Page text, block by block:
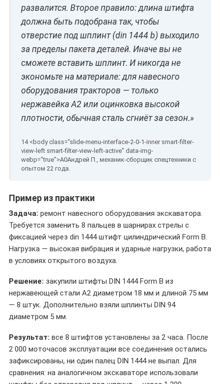
развалится. Второе правило: длина штифта
должна быть подобрана так, чтобы
отверстие под шплинт (din 1444 b) выходило
за пределы пакета деталей. Иначе вы не
сможете вставить шплинт. И никогда не
экономьте на материале: для навесного
оборудования тракторов — только
нержавейка A2 или оцинковка высокой
плотности, обычная сталь сгниёт за сезон.»
Андрей П., механик-сборщик спецтехники с
опытом 22 года.
Пример из практики
Задача: ремонт навесного оборудования экскаватора.
Требуется заменить 8 пальцев в шарнирах стрелы с
фиксацией через din 1444 штифт цилиндрический Form B.
Нагрузка — высокая вибрация и ударные нагрузки, работа
в условиях открытого воздуха.
Решение: закупили штифты DIN 1444 Form B из
нержавеющей стали A2 диаметром 18 мм и длиной 75 мм
— 8 штук. Дополнительно взяли шплинты DIN 94
диаметром 5 мм.
Результат: все 8 штифтов установлены за 2 часа. После
2 000 моточасов эксплуатации все соединения остались
зафиксированы, ни один палец DIN 1444 не выпал. Для
сравнения: на аналогичном экскаваторе использовали